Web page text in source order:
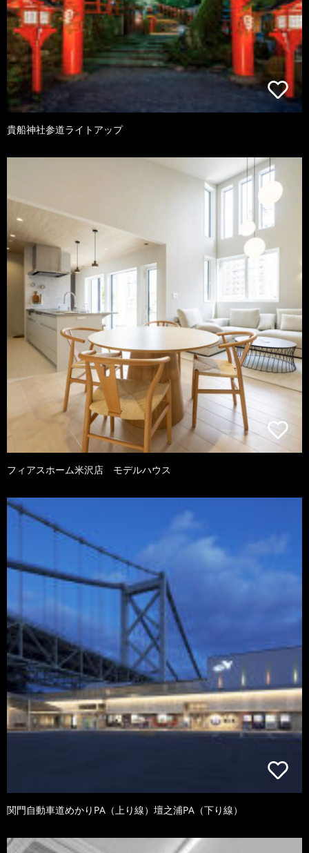
貴船神社参道ライトアップ
フィアスホーム米沢店 モデルハウス
関門自動車道めかりPA（上り線）壇之浦PA（下り線）